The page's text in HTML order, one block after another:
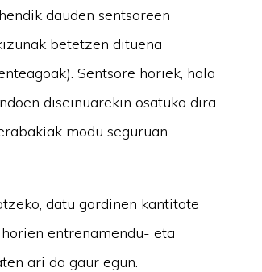
dauden sentsoreen
betetzen dituena
Sentsore horiek, hala
diseinuarekin osatuko dira.
modu seguruan
datu gordinen kantitate
entrenamendu- eta
ari da gaur egun.